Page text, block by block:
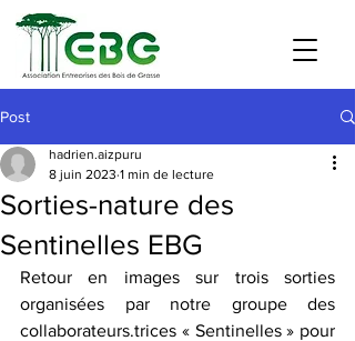
Post
Sorties-nature des
Sentinelles EBG
hadrien.aizpuru
8 juin 2023 1 min de lecture
Retour en images sur trois sorties
organisées par notre groupe des
collaborateurs.trices « Sentinelles » pour